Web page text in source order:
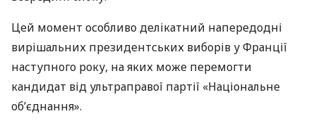
Цей момент особливо делікатний напередодні
вирішальних президентських виборів у Франції
наступного року, на яких може перемогти
кандидат від ультраправої партії «Національне
об’єднання».